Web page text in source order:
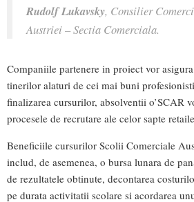
Rudolf Lukavsky, Consilier
Austriei – Sectia Comerciala.
Companiile partenere in proiect vor
tinerilor alaturi de cei mai buni
finalizarea cursurilor, absolventii o’SCAR
procesele de recrutare ale celor sapte
Beneficiile cursurilor Scolii Comerciale
includ, de asemenea, o bursa lunara de
de rezultatele obtinute, decontarea
pe durata activitatii scolare si acordarea